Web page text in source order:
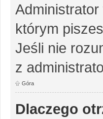
Administrator
którym
Jeśli nie
z
Góra
Dlaczego